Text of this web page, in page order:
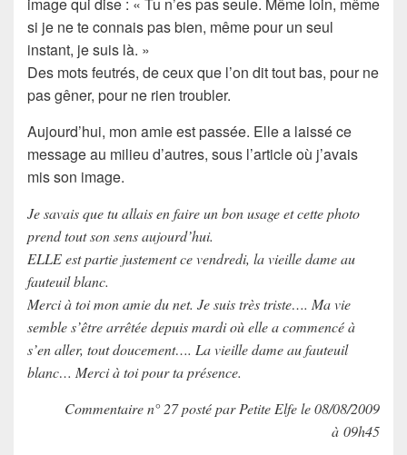
si je ne te connais pas bien, même pour un seul
instant, je suis là. »
Des mots feutrés, de ceux que l’on dit tout bas, pour ne
pas gêner, pour ne rien troubler.
Aujourd’hui, mon amie est passée. Elle a laissé ce
message au milieu d’autres, sous l’article où j’avais
mis son image.
Je savais que tu allais en faire un bon usage et cette photo
prend tout son sens aujourd’hui.
ELLE est partie justement ce vendredi, la vieille dame au
fauteuil blanc.
Merci à toi mon amie du net. Je suis très triste…. Ma vie
semble s’être arrêtée depuis mardi où elle a commencé à
s’en aller, tout doucement…. La vieille dame au fauteuil
blanc… Merci à toi pour ta présence.
Commentaire n° 27 posté par Petite Elfe le 08/08/2009
à 09h45